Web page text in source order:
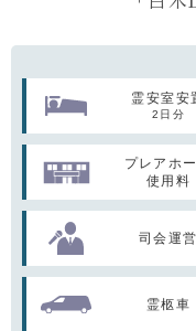
霊安室安
2日分
プレアホ
使用料
司会運営
霊柩車